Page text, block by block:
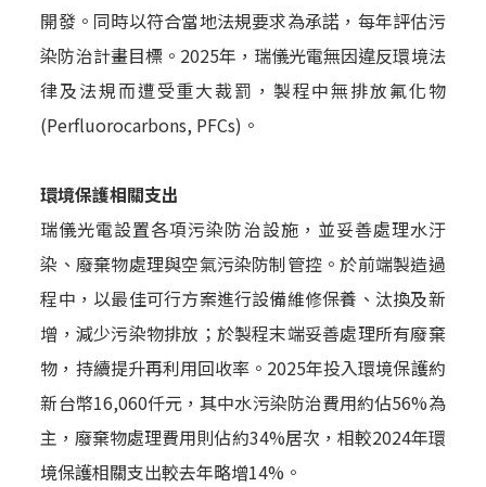
開發。同時以符合當地法規要求為承諾，每年評估污
染防治計畫目標。2025年，瑞儀光電無因違反環境法
律及法規而遭受重大裁罰，製程中無排放氟化物
(Perfluorocarbons, PFCs)。
環境保護相關支出
瑞儀光電設置各項污染防治設施，並妥善處理水汙
染、廢棄物處理與空氣污染防制管控。於前端製造過
程中，以最佳可行方案進行設備維修保養、汰換及新
增，減少污染物排放；於製程末端妥善處理所有廢棄
物，持續提升再利用回收率。2025年投入環境保護約
新台幣16,060仟元，其中水污染防治費用約佔56%為
主，廢棄物處理費用則佔約34%居次，相較2024年環
境保護相關支出較去年略增14%。